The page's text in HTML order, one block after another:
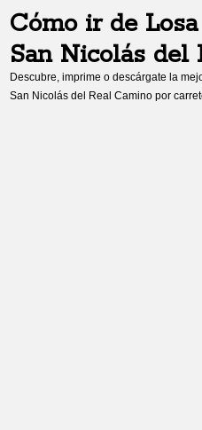
Cómo ir de
San Nicolás del
Descubre, imprime o descárgate la
San Nicolás del Real Camino por